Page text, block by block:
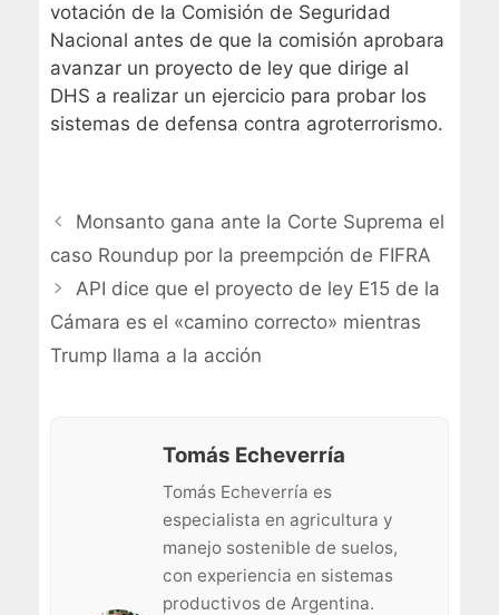
votación de la Comisión de Seguridad
Nacional antes de que la comisión aprobara
avanzar un proyecto de ley que dirige al
DHS a realizar un ejercicio para probar los
sistemas de defensa contra agroterrorismo.
Monsanto gana ante la Corte Suprema el
caso Roundup por la preempción de FIFRA
API dice que el proyecto de ley E15 de la
Cámara es el «camino correcto» mientras
Trump llama a la acción
Tomás Echeverría
Tomás Echeverría es
especialista en agricultura y
manejo sostenible de suelos,
con experiencia en sistemas
productivos de Argentina.